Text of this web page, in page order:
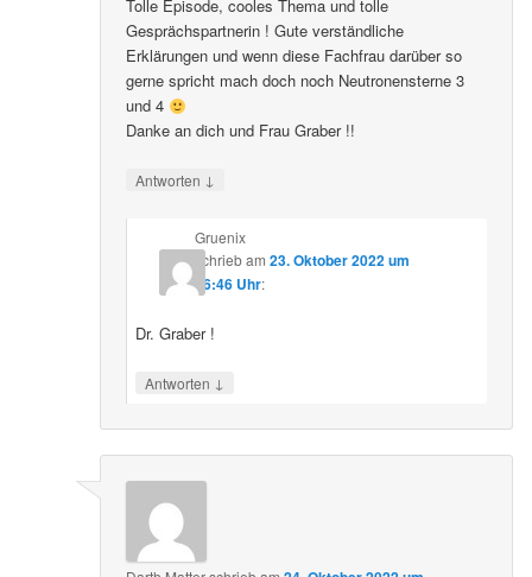
Tolle Episode, cooles Thema und tolle
Gesprächspartnerin ! Gute verständliche
Erklärungen und wenn diese Fachfrau darüber so
gerne spricht mach doch noch Neutronensterne 3
und 4
Danke an dich und Frau Graber !!
Antworten ↓
Gruenix
schriebam 23. Oktober 2022 um
06:46 Uhr:
Dr. Graber !
Antworten ↓